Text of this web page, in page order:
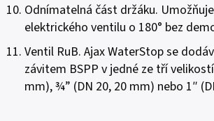
Odnímatelná část držáku.
elektrického ventilu o 180° bez
Ventil RuB. Ajax WaterStop se
závitem BSPP v jedné ze tří
mm), ¾” (DN 20, 20 mm) nebo 1″